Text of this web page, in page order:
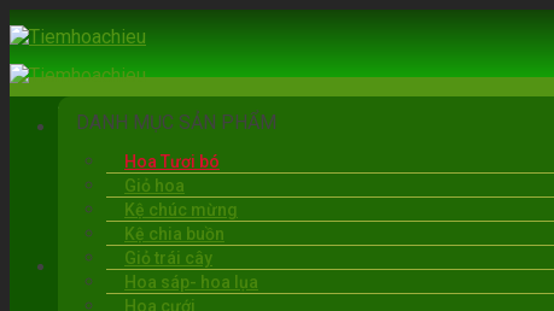
Skip
to
content
BẠC LIÊU
06:00 - 22:00
DANH MỤC SẢN PHẨM
Hoa Tươi bó
Giỏ hoa
Kệ chúc mừng
Kệ chia buồn
Giỏ trái cây
Hoa sáp- hoa lụa
Hoa cưới